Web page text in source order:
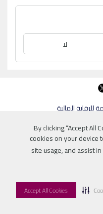
By clicking “Accept All
cookies on your device
site usage, and assist
Accept All Cookies
لا
للرقابة المالية